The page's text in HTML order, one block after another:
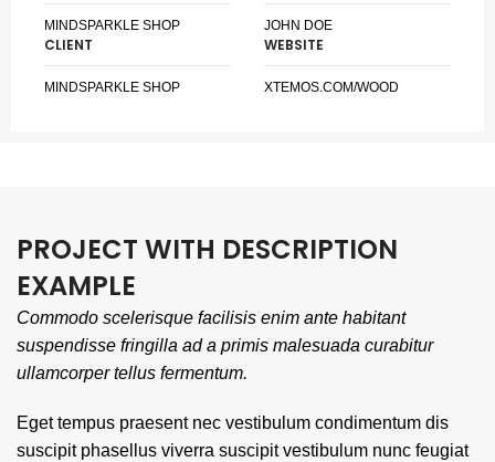
MINDSPARKLE SHOP JOHN DOE
CLIENT
MINDSPARKLE SHOP
WEBSITE
XTEMOS.COM/WOOD
PROJECT WITH DESCRIPTION
EXAMPLE
Commodo scelerisque facilisis enim ante habitant
suspendisse fringilla ad a primis malesuada curabitur
ullamcorper tellus fermentum.
Eget tempus praesent nec vestibulum condimentum dis
suscipit phasellus viverra suscipit vestibulum nunc feugiat